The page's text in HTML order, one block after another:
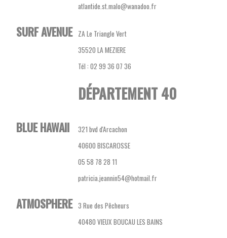
atlantide.st.malo@wanadoo.fr
SURF AVENUE ZA Le Triangle Vert
35520 LA MEZIERE
Tél : 02 99 36 07 36
DÉPARTEMENT 40
BLUE HAWAII
321 bvd d'Arcachon
40600 BISCAROSSE
05 58 78 28 11
patricia.jeannin54@hotmail.fr
ATMOSPHERE 3 Rue des Pêcheurs
40480 VIEUX BOUCAU LES BAINS